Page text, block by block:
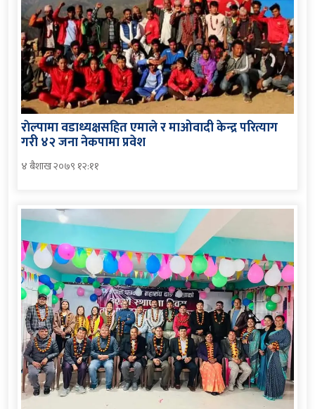
राेल्पामा वडाध्यक्षसहित एमाले र माओवादी केन्द्र परित्याग
गरी ४२ जना नेकपामा प्रवेश
४ बैशाख २०७९ १२:११